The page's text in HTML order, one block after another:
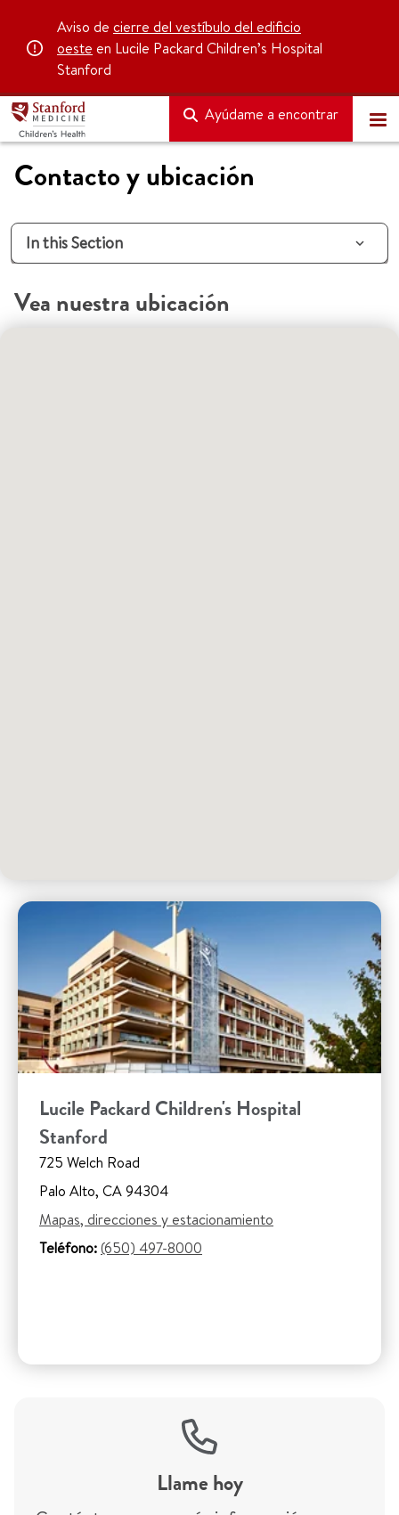
Aviso de cierre del vestíbulo del edificio
oeste en Lucile Packard Children’s Hospital
Stanford
Ayúdame a encontrar
Contacto y ubicación
In this Section
Vea nuestra ubicación
Lucile Packard Children's Hospital
Stanford
725 Welch Road
Palo Alto, CA 94304
Mapas, direcciones y estacionamiento
Teléfono:(650) 497-8000
Llame hoy